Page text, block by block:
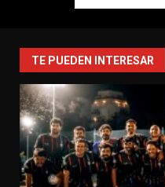
TE PUEDEN INTERESAR